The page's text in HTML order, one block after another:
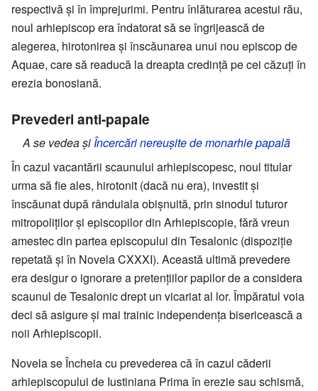
respectivă și în împrejurimi. Pentru înlăturarea acestui rău,
noul arhiepiscop era îndatorat să se îngrijească de
alegerea, hirotonirea și înscăunarea unui nou episcop de
Aquae, care să readucă la dreapta credință pe cei căzuți în
erezia bonosiană.
Prevederi anti-papale
A se vedea șiÎncercări nereușite de monarhie papală
În cazul vacantării scaunului arhiepiscopesc, noul titular
urma să fie ales, hirotonit (dacă nu era), investit și
înscăunat după rânduiala obișnuită, prin sinodul tuturor
mitropoliților și episcopilor din Arhiepiscopie, fără vreun
amestec din partea episcopului din Tesalonic (dispoziție
repetată și în Novela CXXXI). Această ultimă prevedere
era desigur o ignorare a pretențiilor papilor de a considera
scaunul de Tesalonic drept un vicariat al lor. Împăratul voia
deci să asigure și mai trainic independența bisericească a
noii Arhiepiscopii.
Novela se Încheia cu prevederea că în cazul căderii
arhiepiscopului de Iustiniana Prima în erezie sau schismă,